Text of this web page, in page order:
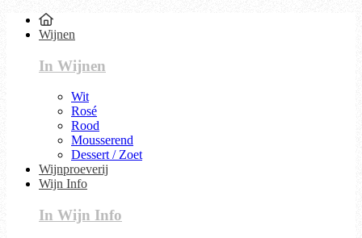
Wijnen
In Wijnen
Wit
Rosé
Rood
Mousserend
Dessert / Zoet
Wijnproeverij
Wijn Info
In Wijn Info